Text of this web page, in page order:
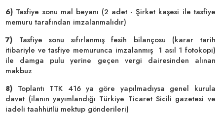
6) Tasfiye sonu mal beyanı (2 adet - Şirket kaşesi ile tasfiye
memuru tarafından imzalanmalıdır)
7) Tasfiye sonu sıfırlanmış fesih bilançosu (karar tarih
itibariyle ve tasfiye memurunca imzalanmış 1 asıl 1 fotokopi)
ile damga pulu yerine geçen vergi dairesinden alınan
makbuz
8) Toplantı TTK 416 ya göre yapılmadıysa genel kurula
davet (ilanın yayımlandığı Türkiye Ticaret Sicili gazetesi ve
iadeli taahhütlü mektup gönderileri)